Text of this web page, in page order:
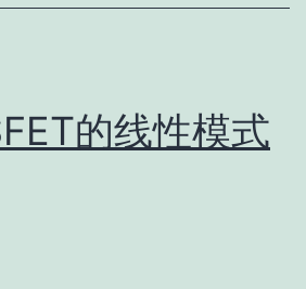
的线性模式